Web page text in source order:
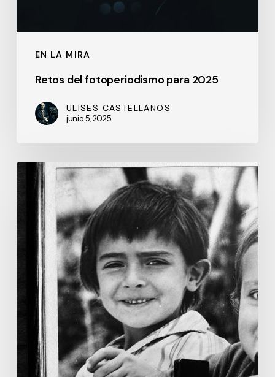
EN LA MIRA
Retos del fotoperiodismo para 2025
ULISES CASTELLANOS
junio 5, 2025
Mariscal
Sucre